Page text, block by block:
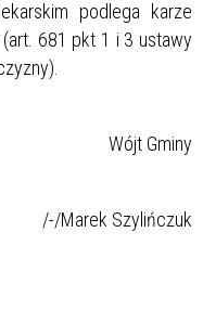
podlega karze
681 pkt 1 i 3 ustawy
Wójt Gminy
/-/Marek Szylińczuk